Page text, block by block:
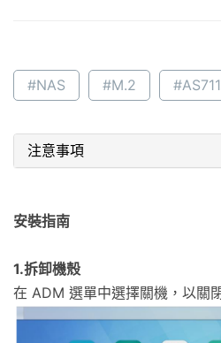
#NAS #M.2
注意事項
安裝指南
1.拆卸機殼
在 ADM 選單中選擇關機，以關